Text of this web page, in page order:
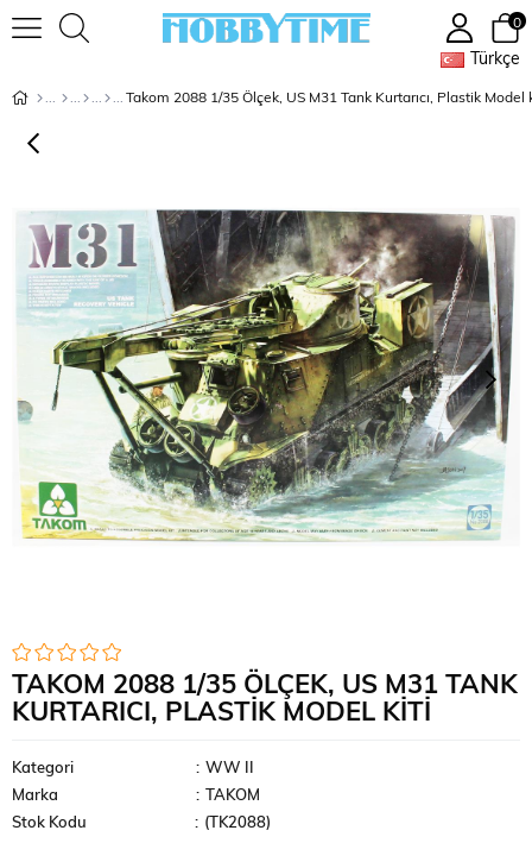
Türkçe
0
Takom 2088 1/35 Ölçek, US M31 Tank Kurtarıcı, Plastik Model
TAKOM 2088 1/35 ÖLÇEK, US M31 TANK
KURTARICI, PLASTIK MODEL KITI
Kategori : WW II
Marka
:
TAKOM
Stok Kodu
(TK2088)